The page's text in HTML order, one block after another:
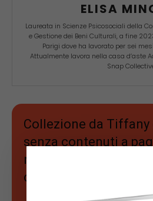
ELISA
Laureata in Scienze Psicosociali della
e Gestione dei Beni Culturali, a fine
Parigi dove ha lavorato per sei
Attualmente lavora nella casa d’aste
Snap
Collezione da Tiffany
senza contenuti a
nessuna pubblicità e
così.